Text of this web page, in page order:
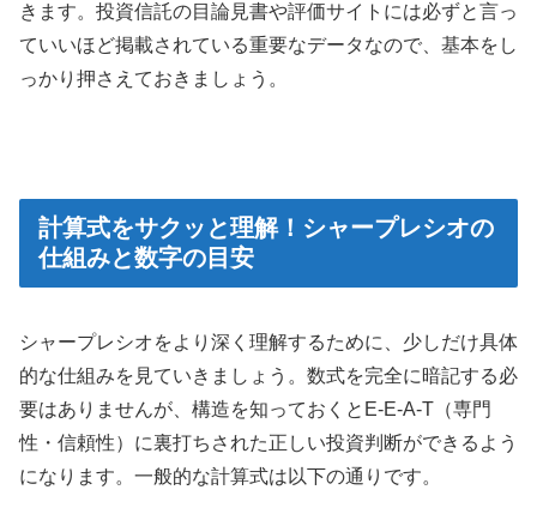
きます。投資信託の目論見書や評価サイトには必ずと言っ
ていいほど掲載されている重要なデータなので、基本をし
っかり押さえておきましょう。
計算式をサクッと理解！シャープレシオの
仕組みと数字の目安
シャープレシオをより深く理解するために、少しだけ具体
的な仕組みを見ていきましょう。数式を完全に暗記する必
要はありませんが、構造を知っておくとE-E-A-T（専門
性・信頼性）に裏打ちされた正しい投資判断ができるよう
になります。一般的な計算式は以下の通りです。